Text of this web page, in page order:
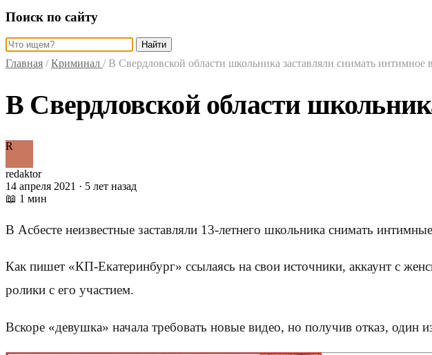
Поиск по сайту
Найти
Главная / Криминал / В Свердловской области школьника заставляли снимать интимное
В Свердловской области
R
redaktor
14 апреля 2021 · 5 лет назад
📖 1 мин
В Асбесте неизвестные заставляли 13-летнего школьника снимать
Как пишет «КП-Екатеринбург» ссылаясь на свои источники, аккаунт с
ролики с его участием.
Вскоре «девушка» начала требовать новые видео, но получив отказ, один